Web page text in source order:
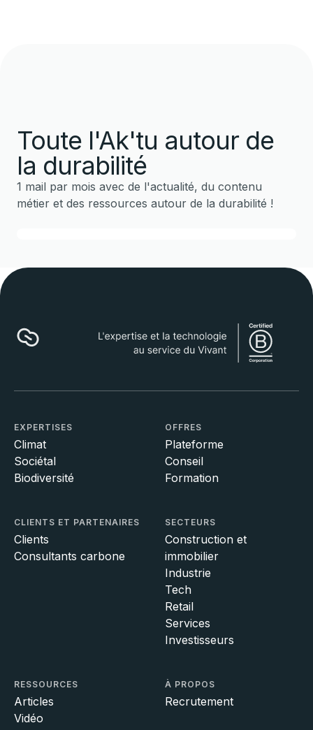
Toute l'Ak'tu autour de
la durabilité
1 mail par mois avec de l'actualité, du contenu
métier et des ressources autour de la durabilité !
EXPERTISES
Climat
Sociétal
Biodiversité
OFFRES
Plateforme
Conseil
Formation
CLIENTS ET PARTENAIRES
Clients
Consultants carbone
SECTEURS
Construction et
immobilier
Industrie
Tech
Retail
Services
Investisseurs
RESSOURCES
Articles
Vidéo
À PROPOS
Recrutement